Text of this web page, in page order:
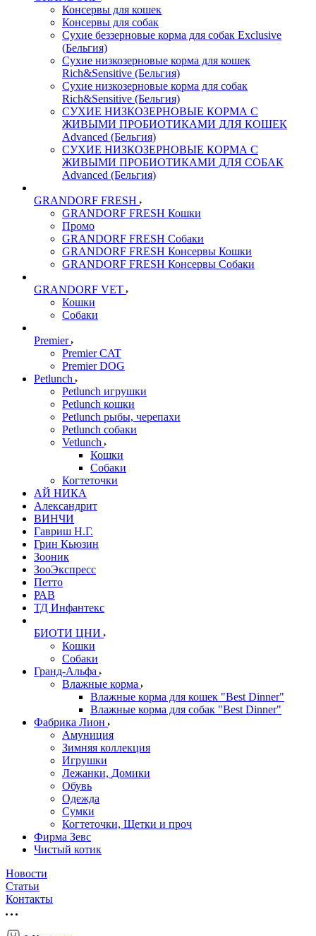
Консервы для кошек
Консервы для собак
Сухие беззерновые корма для собак Exclusive
(Бельгия)
Сухие низкозерновые корма для кошек
Rich&Sensitive (Бельгия)
Сухие низкозерновые корма для собак
Rich&Sensitive (Бельгия)
СУХИЕ НИЗКОЗЕРНОВЫЕ КОРМА С
ЖИВЫМИ ПРОБИОТИКАМИ ДЛЯ КОШЕК
Advanced (Бельгия)
СУХИЕ НИЗКОЗЕРНОВЫЕ КОРМА С
ЖИВЫМИ ПРОБИОТИКАМИ ДЛЯ СОБАК
Advanced (Бельгия)
GRANDORF FRESH
GRANDORF FRESH Кошки
Промо
GRANDORF FRESH Собаки
GRANDORF FRESH Консервы Кошки
GRANDORF FRESH Консервы Собаки
GRANDORF VET
Кошки
Собаки
Premier
Premier CAT
Premier DOG
Petlunch
Petlunch игрушки
Petlunch кошки
Petlunch рыбы, черепахи
Petlunch собаки
Vetlunch
Кошки
Собаки
Когтеточки
АЙ НИКА
Александрит
ВИНЧИ
Гавриш Н.Г.
Грин Кьюзин
Зооник
ЗооЭкспресс
Петто
РАВ
ТД Инфантекс
БИОТИ ЦНИ
Кошки
Собаки
Гранд-Альфа
Влажные корма
Влажные корма для кошек "Best Dinner"
Влажные корма для собак "Best Dinner"
Фабрика Лион
Амуниция
Зимняя коллекция
Игрушки
Лежанки, Домики
Обувь
Одежда
Сумки
Когтеточки, Щетки и проч
Фирма Зевс
Чистый котик
Новости
Статьи
Контакты